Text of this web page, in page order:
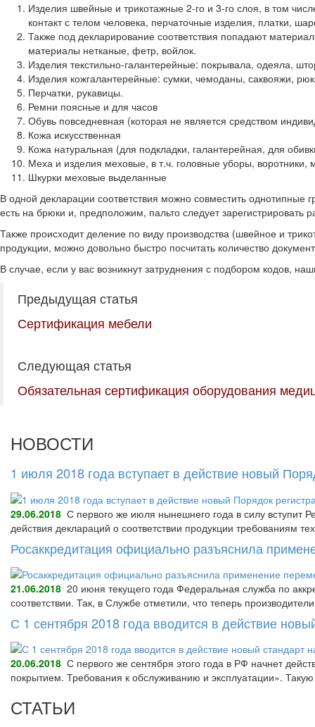
Изделия швейные и трикотажные 2-го и 3-го слоя, в том
контакт с телом человека, перчаточные изделия, платки,
Также под декларирование соответствия попадают
материалы нетканые, фетр, войлок.
Изделия текстильно-галантерейные: покрывала, одеяла,
Изделия кожгалантерейные: сумки, чемоданы, саквояжи,
Перчатки, рукавицы.
Ремни поясные и для часов
Обувь повседневная (которая не является средством
Кожа искусственная
Кожа натуральная (для подкладки, галантерейная, для
Меха и изделия меховые, в т.ч. головные уборы,
Шкурки меховые выделанные
В одной декларации соответствия можно совместить однотипные
есть на брюки и, предположим, пальто следует зарегистрировать
Также происходит деление по виду производства (швейное и
продукции, можно довольно быстро посчитать количество
В случае, если у вас возникнут затруднения с подбором кодов,
Предыдущая статья
Сертификация мебели
Следующая статья
Обязательная сертификация оборудования
НОВОСТИ
1 июля 2018 года вступает в действие новый
29.06.2018 С первого же июля нынешнего года в силу вступит
действия деклараций о соответствии продукции требованиям
Росаккредитация официально разъяснила
21.06.2018 20 июня текущего года Федеральная служба по
соответствии. Так, в Службе отметили, что теперь
С 1 сентября 2018 года вводится в действие
20.06.2018 С первого же сентября этого года в РФ начнет
покрытием. Требования к обслуживанию и эксплуатации».
СТАТЬИ